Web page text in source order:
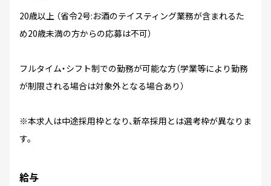
20歳以上 （省令2号:お酒のテイスティング業務が含まれるた
め20歳未満の方からの応募は不可）
フルタイム・シフト制での勤務が可能な方（学業等により勤務
が制限される場合は対象外となる場合あり）
※本求人は中途採用枠となり、新卒採用とは選考枠が異なりま
す。
給与